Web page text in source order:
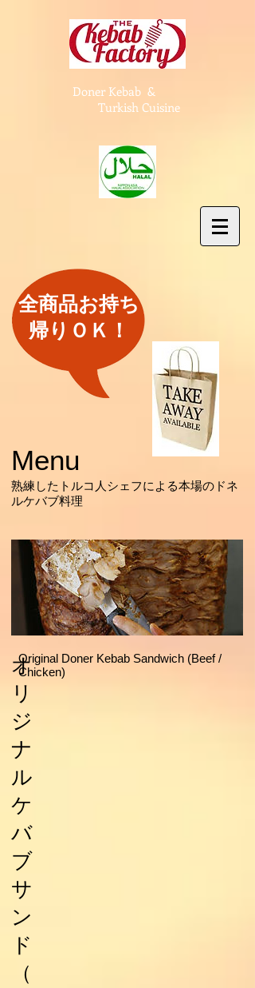
Doner Kebab &
Turkish Cuisine
全商品お持ち
帰りＯＫ！
Menu
熟練したトルコ人シェフによる本場のドネ
ルケバブ料理
オ
リ
ジ
ナ
ル
ケ
バ
ブ
サ
ン
ド
（
Original Doner Kebab Sandwich (Beef /
Chicken)